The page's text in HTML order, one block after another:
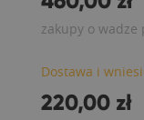
zakupy o wadze
Dostawa i
220,00 zł